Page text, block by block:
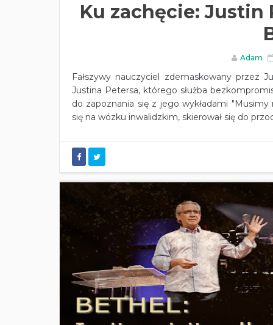
Ku zachęcie: Justin
Adam
Fałszywy nauczyciel zdemaskowany przez
Justina Petersa, którego służba
do zapoznania się z jego wykładami
się na wózku inwalidzkim, skierował się do